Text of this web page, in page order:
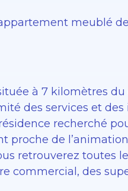
meublé
à 7 kilomètres
des services et
recherché
proche de
retrouverez toutes
commercial, des